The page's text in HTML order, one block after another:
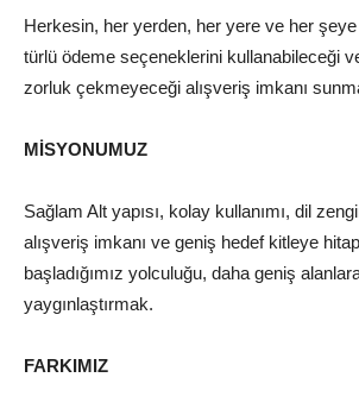
Herkesin, her yerden, her yere ve her
türlü ödeme seçeneklerini kullanabileceği
zorluk çekmeyeceği alışveriş imkanı
MİSYONUMUZ
Sağlam Alt yapısı, kolay kullanımı, dil
alışveriş imkanı ve geniş hedef kitleye
başladığımız yolculuğu, daha geniş
yaygınlaştırmak.
FARKIMIZ